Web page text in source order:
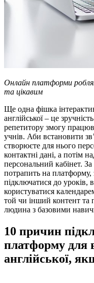
Онлайн платформи
та цікавим
Ще одна фішка
англійської – це
репетитору змогу
учнів. Аби встановити
створюєте для нього
контактні дані, а потім
персональний кабінет.
потрапить на платформу,
підключатися до уроків,
користуватися
той чи інший контент та
людина з базовими
10 причин
платформу для
англійської,